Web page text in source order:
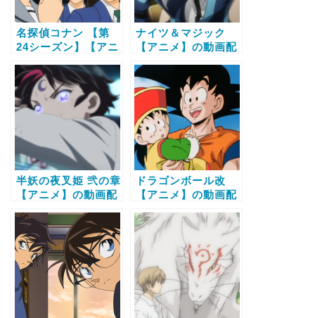
名探偵コナン 【第
24シーズン】【アニ
ビス比較と無料で全
話視聴する方法
ナイツ＆マジック
【アニメ】の動画配
料で全話視聴する方
法
半妖の夜叉姫 弐の章
【アニメ】の動画配
料で全話視聴する方
法
ドラゴンボール改
【アニメ】の動画配
料で全話視聴する方
法